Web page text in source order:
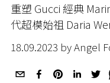
重塑 Gucci 經典
代超模始祖 Daria
18.09.2023 by Angel